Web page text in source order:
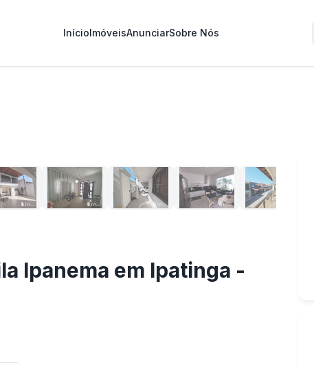
InícioImóveisAnunciarSobre Nós
Ipanema em Ipatinga -